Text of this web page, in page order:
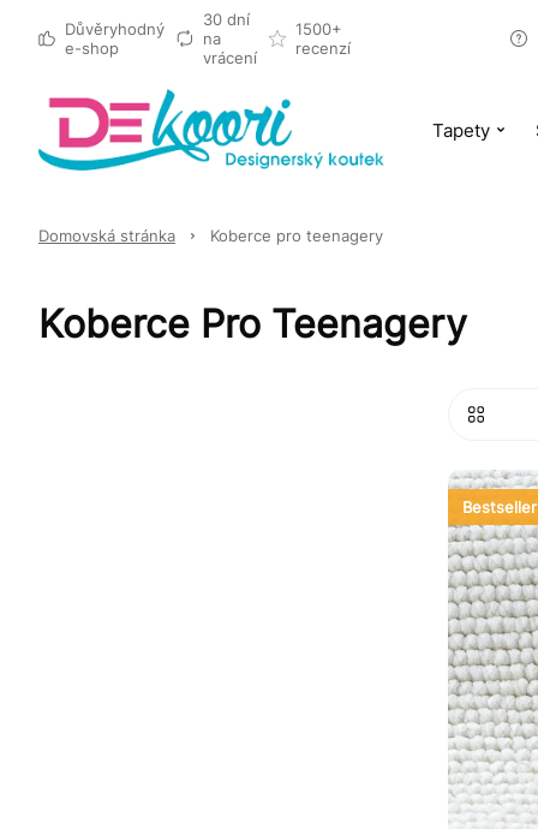
Důvěryhodný
e-shop
30 dní
na
vrácení
1500+
recenzí
Tapety
Domovská stránka Koberce pro teenagery
Koberce Pro Teenagery
Bestseller